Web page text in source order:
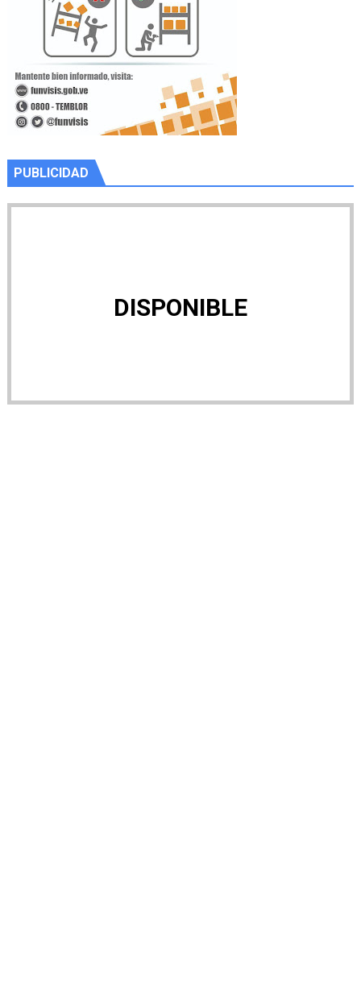
PUBLICIDAD
DISPONIBLE